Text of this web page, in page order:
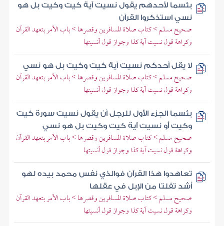
بئسما لأحدهم يقول نسيت آية كيت وكيت بل هو
نسي استذكروا القرآن
صحيح مسلم > كتاب صلاة المسافرين وقصرها > باب الأمر بتعهد القرآن
وكراهة قول نسيت آية كذا وجواز قول أنسيتها
لا يقل أحدكم نسيت آية كيت وكيت بل هو نسي
صحيح مسلم > كتاب صلاة المسافرين وقصرها > باب الأمر بتعهد القرآن
وكراهة قول نسيت آية كذا وجواز قول أنسيتها
بئسما الجزء الأول للرجل أن يقول نسيت سورة كيت
وكيت أو نسيت آية كيت وكيت بل هو نسي
صحيح مسلم > كتاب صلاة المسافرين وقصرها > باب الأمر بتعهد القرآن
وكراهة قول نسيت آية كذا وجواز قول أنسيتها
تعاهدوا هذا القرآن فوالذي نفس محمد بيده لهو
أشد تفلتا من الإبل في عقلها
صحيح مسلم > كتاب صلاة المسافرين وقصرها > باب الأمر بتعهد القرآن
وكراهة قول نسيت آية كذا وجواز قول أنسيتها